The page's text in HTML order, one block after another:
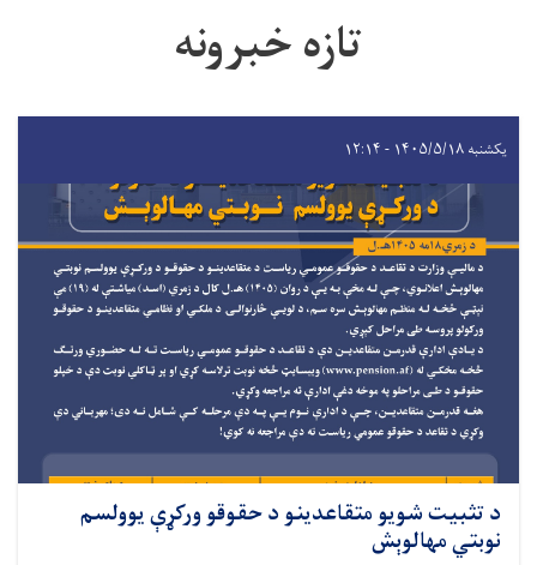
تازه خبرونه
یکشنبه ۱۴۰۵/۵/۱۸ - ۱۲:۱۴
د تثبیت شویو متقاعدینو د حقوقو ورکړې یوولسم
نوبتي مهالوېش